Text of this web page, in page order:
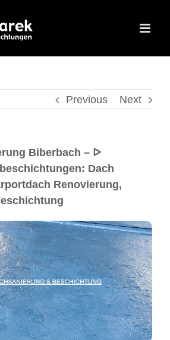
Previous Next
Biberbach – ᐅ
Dach
Renovierung,